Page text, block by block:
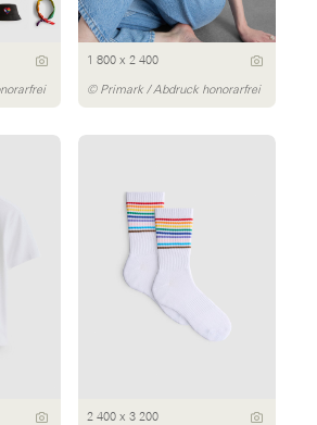
1 800 x 2 400
© Primark / Abdruck honorarfrei
2 400 x 3 200